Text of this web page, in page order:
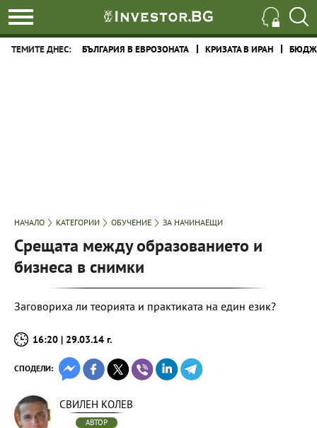
ТЕМИТЕ ДНЕС: БЪЛГАРИЯ В ЕВРОЗОНАТА КРИЗАТА В ИРАН
НАЧАЛО КАТЕГОРИИ ОБУЧЕНИЕ ЗА НАЧИНАЕЩИ
Срещата между образованието и
бизнеса в снимки
Заговориха ли теорията и практиката на един език?
16:20 | 29.03.14 г.
СПОДЕЛИ:
СВИЛЕН КОЛЕВ
АВТОР